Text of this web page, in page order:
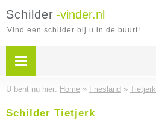
Schilder -vinder.nl
Vind een schilder bij u in de buurt!
U bent nu hier: Home » Friesland » Tietjerk
Schilder Tietjerk